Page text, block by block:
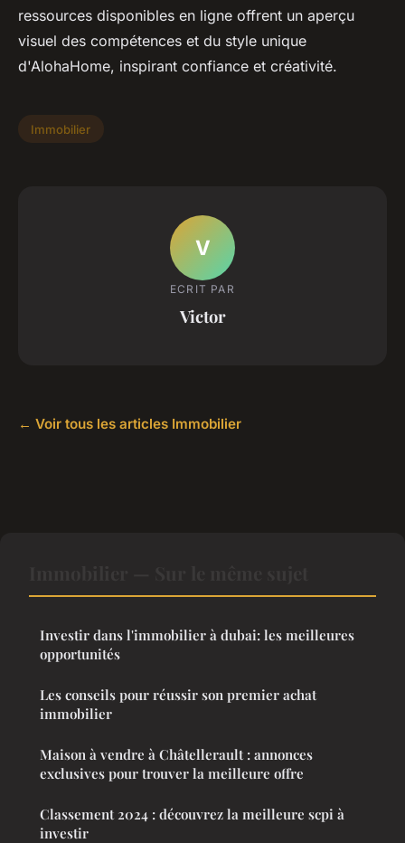
ressources disponibles en ligne offrent un aperçu
visuel des compétences et du style unique
d'AlohaHome, inspirant confiance et créativité.
Immobilier
V
ECRIT PAR
Victor
← Voir tous les articles Immobilier
Investir dans l'immobilier à dubai: les meilleures
opportunités
Les conseils pour réussir son premier achat
immobilier
Maison à vendre à Châtellerault : annonces
exclusives pour trouver la meilleure offre
Classement 2024 : découvrez la meilleure scpi à
investir